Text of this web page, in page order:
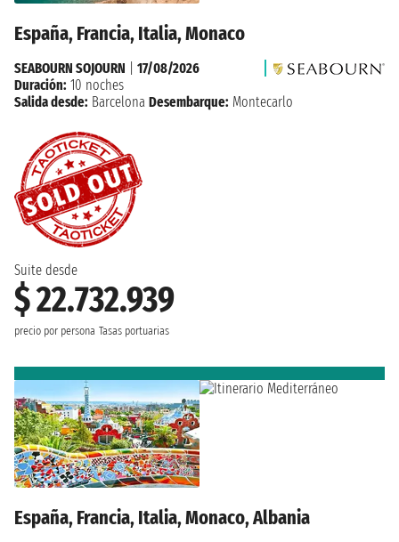
España, Francia, Italia, Monaco
Suite desde
$ 22.732.939
precio por persona Tasas portuarias
SEABOURN SOJOURN
17/08/2026
Duración: 10 noches
Salida desde: Barcelona Desembarque: Montecarlo
España, Francia, Italia, Monaco, Albania